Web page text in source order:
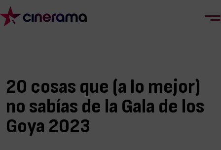
20 cosas que (a lo mejor)
no sabías de la Gala de los
Goya 2023